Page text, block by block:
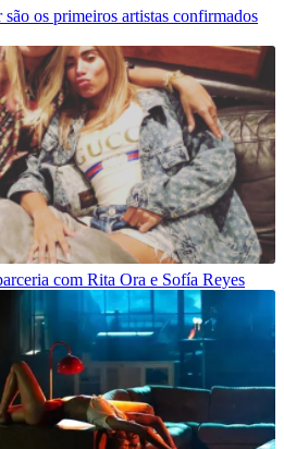
os primeiros artistas confirmados
com Rita Ora e Sofía Reyes